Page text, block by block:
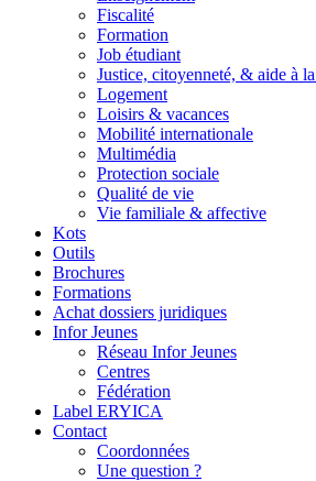
Fiscalité
Formation
Job étudiant
Justice, citoyenneté, & aide à
Logement
Loisirs & vacances
Mobilité internationale
Multimédia
Protection sociale
Qualité de vie
Vie familiale & affective
Kots
Outils
Brochures
Formations
Achat dossiers juridiques
Infor Jeunes
Réseau Infor Jeunes
Centres
Fédération
Label ERYICA
Contact
Coordonnées
Une question ?